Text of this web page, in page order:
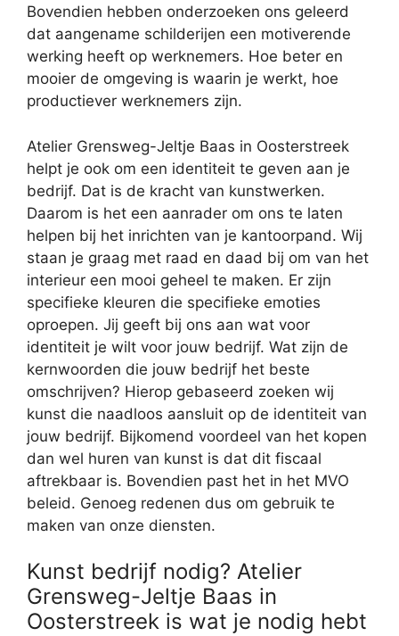
Bovendien hebben onderzoeken ons geleerd
dat aangename schilderijen een motiverende
werking heeft op werknemers. Hoe beter en
mooier de omgeving is waarin je werkt, hoe
productiever werknemers zijn.
Atelier Grensweg-Jeltje Baas in Oosterstreek
helpt je ook om een identiteit te geven aan je
bedrijf. Dat is de kracht van kunstwerken.
Daarom is het een aanrader om ons te laten
helpen bij het inrichten van je kantoorpand. Wij
staan je graag met raad en daad bij om van het
interieur een mooi geheel te maken. Er zijn
specifieke kleuren die specifieke emoties
oproepen. Jij geeft bij ons aan wat voor
identiteit je wilt voor jouw bedrijf. Wat zijn de
kernwoorden die jouw bedrijf het beste
omschrijven? Hierop gebaseerd zoeken wij
kunst die naadloos aansluit op de identiteit van
jouw bedrijf. Bijkomend voordeel van het kopen
dan wel huren van kunst is dat dit fiscaal
aftrekbaar is. Bovendien past het in het MVO
beleid. Genoeg redenen dus om gebruik te
maken van onze diensten.
Kunst bedrijf nodig? Atelier
Grensweg-Jeltje Baas in
Oosterstreek is wat je nodig hebt